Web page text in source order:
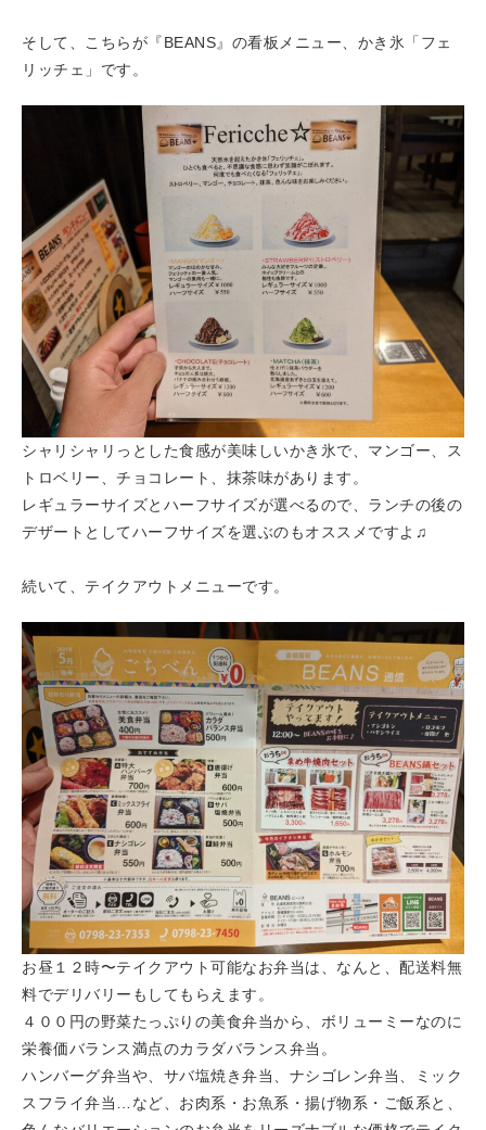
そして、こちらが『BEANS』の看板メニュー、かき氷「フェ
リッチェ」です。
シャリシャリっとした食感が美味しいかき氷で、マンゴー、ス
トロベリー、チョコレート、抹茶味があります。
レギュラーサイズとハーフサイズが選べるので、ランチの後の
デザートとしてハーフサイズを選ぶのもオススメですよ♫
続いて、テイクアウトメニューです。
お昼１２時〜テイクアウト可能なお弁当は、なんと、配送料無
料でデリバリーもしてもらえます。
４００円の野菜たっぷりの美食弁当から、ボリューミーなのに
栄養価バランス満点のカラダバランス弁当。
ハンバーグ弁当や、サバ塩焼き弁当、ナシゴレン弁当、ミック
スフライ弁当…など、お肉系・お魚系・揚げ物系・ご飯系と、